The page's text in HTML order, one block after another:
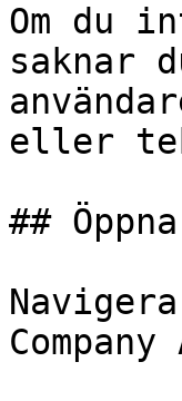
Om du
saknar
eller
##